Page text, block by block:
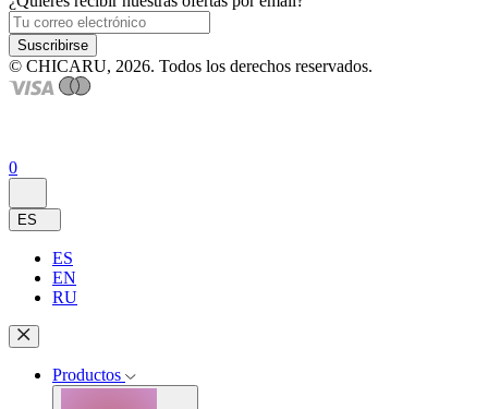
Suscribirse
© CHICARU, 2026. Todos los derechos reservados.
0
ES
ES
EN
RU
Productos